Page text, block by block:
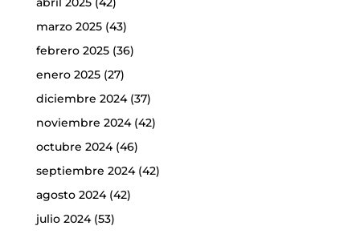
marzo 2025(43)
febrero 2025(36)
enero 2025(27)
diciembre 2024(37)
noviembre 2024(42)
octubre 2024(46)
septiembre 2024(42)
agosto 2024(42)
julio 2024(53)